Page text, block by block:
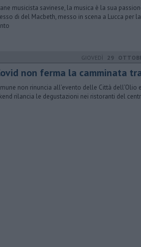
musicista savinese, la musica è la sua
di del Macbeth, messo in scena a Lucca per
GIOVEDÌ 29
non ferma la camminata
non rinuncia all’evento delle Città dell’Olio
rilancia le degustazioni nei ristoranti del